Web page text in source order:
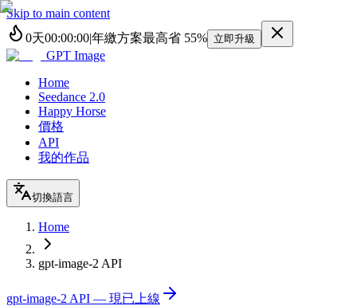
Skip to main content
0天00:00:00|年繳方案最高省 55% 立即升級
GPT Image
Home
Seedance 2.0
Happy Horse
價格
API
我的作品
切換語言
Home
gpt-image-2 API
gpt-image-2 API — 現已上線